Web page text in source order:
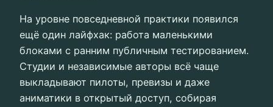
На уровне повседневной практики появился
ещё один лайфхак: работа маленькими
блоками с ранним публичным тестированием.
Студии и независимые авторы всё чаще
выкладывают пилоты, превизы и даже
аниматики в открытый доступ, собирая